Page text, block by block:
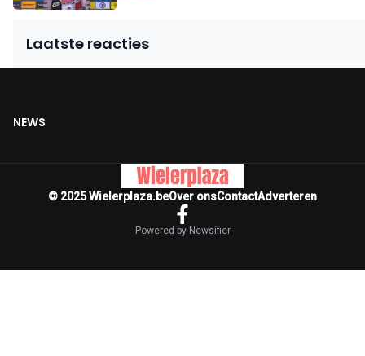
Laatste reacties
NEWS
© 2025 Wielerplaza.beOver onsContactAdverteren
Powered by Newsifier